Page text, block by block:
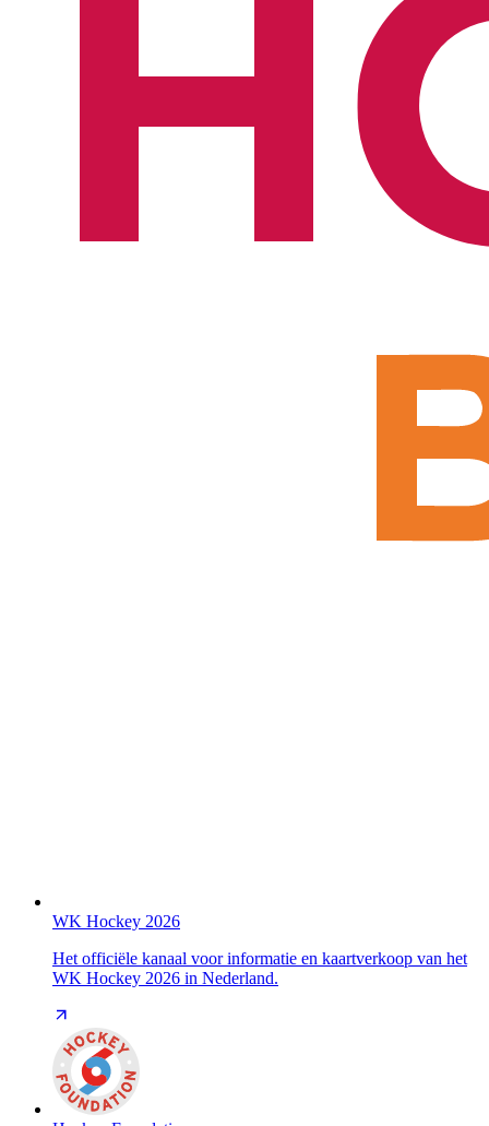
WK Hockey 2026
Het officiële kanaal voor informatie en kaartverkoop van het
WK Hockey 2026 in Nederland.